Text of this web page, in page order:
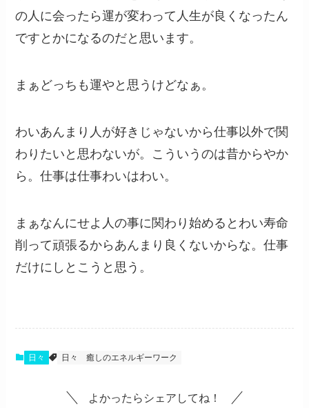
の人に会ったら運が変わって人生が良くなったん
ですとかになるのだと思います。
まぁどっちも運やと思うけどなぁ。
わいあんまり人が好きじゃないから仕事以外で関
わりたいと思わないが。こういうのは昔からやか
ら。仕事は仕事わいはわい。
まぁなんにせよ人の事に関わり始めるとわい寿命
削って頑張るからあんまり良くないからな。仕事
だけにしとこうと思う。
日々 日々 癒しのエネルギーワーク
よかったらシェアしてね！